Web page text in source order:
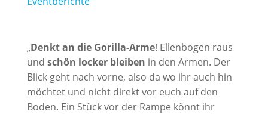
„Denkt an die Gorilla-Arme! Ellenbogen raus
und schön locker bleiben in den Armen. Der
Blick geht nach vorne, also da wo ihr auch hin
möchtet und nicht direkt vor euch auf den
Boden. Ein Stück vor der Rampe könnt ihr